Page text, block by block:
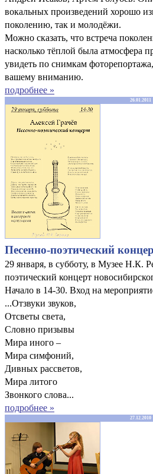
вокальных произведений хорошо
поколению, так и молодёжи.
Можно сказать, что встреча
насколько тёплой была атмосфера
увидеть по снимкам
вашему вниманию.
подробнее »
Песенно-поэтический
29 января, в субботу, в Музее Н.К.
поэтический концерт
Начало в 14-30. Вход на
...Отзвуки звуков,
Отсветы света,
Словно призывы
Мира иного –
Мира симфоний,
Дивных рассветов,
Мира литого
Звонкого слова...
подробнее »